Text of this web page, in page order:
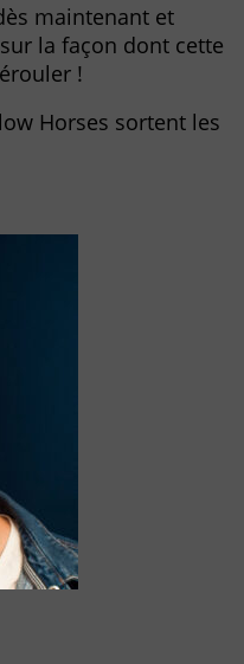
maintenant et
la façon dont cette
!
Horses sortent les